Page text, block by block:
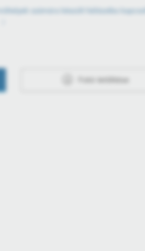
számára készült hálózatba kapcsolt
Fotó letöltése